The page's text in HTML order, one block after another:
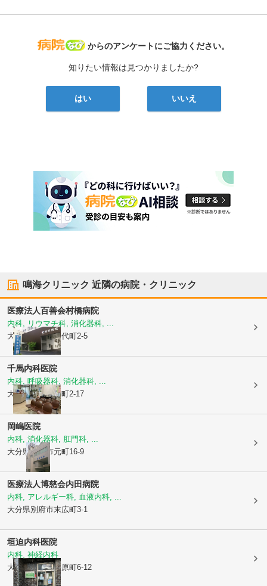
病院なび
からのアンケートにご協力ください。
知りたい情報は見つかりましたか?
はい いいえ
鳴海クリニック 近隣の病院・クリニック
医療法人百善会村橋病院
内科, リウマチ科, 消化器科, ...
大分県別府市千代町2-5
千馬内科医院
内科, 呼吸器科, 消化器科, ...
大分県別府市楠町2-17
岡嶋医院
内科, 消化器科, 肛門科, ...
大分県別府市元町16-9
医療法人博慈会内田病院
内科, アレルギー科, 血液内科, ...
大分県別府市末広町3-1
垣迫内科医院
内科, 神経内科
大分県別府市松原町6-12